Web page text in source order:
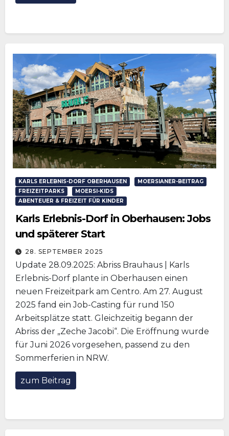
KARLS ERLEBNIS-DORF OBERHAUSEN
MOERSIANER-BEITRAG
FREIZEITPARKS
MOERSI-KIDS
ABENTEUER & FREIZEIT FÜR KINDER
Karls Erlebnis-Dorf in Oberhausen: Jobs
und späterer Start
28. SEPTEMBER 2025
Update 28.09.2025: Abriss Brauhaus | Karls
Erlebnis-Dorf plante in Oberhausen einen
neuen Freizeitpark am Centro. Am 27. August
2025 fand ein Job-Casting für rund 150
Arbeitsplätze statt. Gleichzeitig begann der
Abriss der „Zeche Jacobi“. Die Eröffnung wurde
für Juni 2026 vorgesehen, passend zu den
Sommerferien in NRW.
zum Beitrag